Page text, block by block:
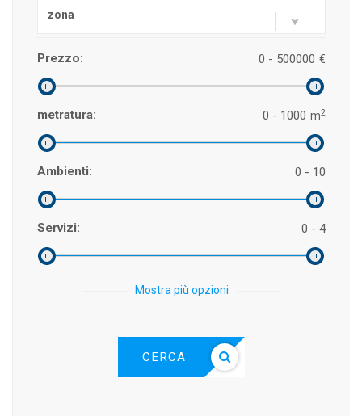
zona
Prezzo: €
0 - 500000
metratura: m2
0 - 1000
Ambienti: 0 - 10
Servizi: 0 - 4
Mostra più opzioni
CERCA